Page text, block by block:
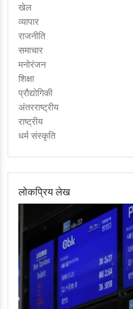
खेल
व्यापार
राजनीति
समाचार
मनोरंजन
शिक्षा
प्रौद्योगिकी
अंतरराष्ट्रीय
राष्ट्रीय
धर्म संस्कृति
लोकप्रिय लेख